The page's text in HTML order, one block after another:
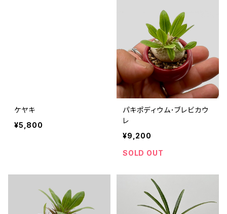
ケヤキ
¥5,800
パキポディウム･ブレビカウ
レ
¥9,200
SOLD OUT